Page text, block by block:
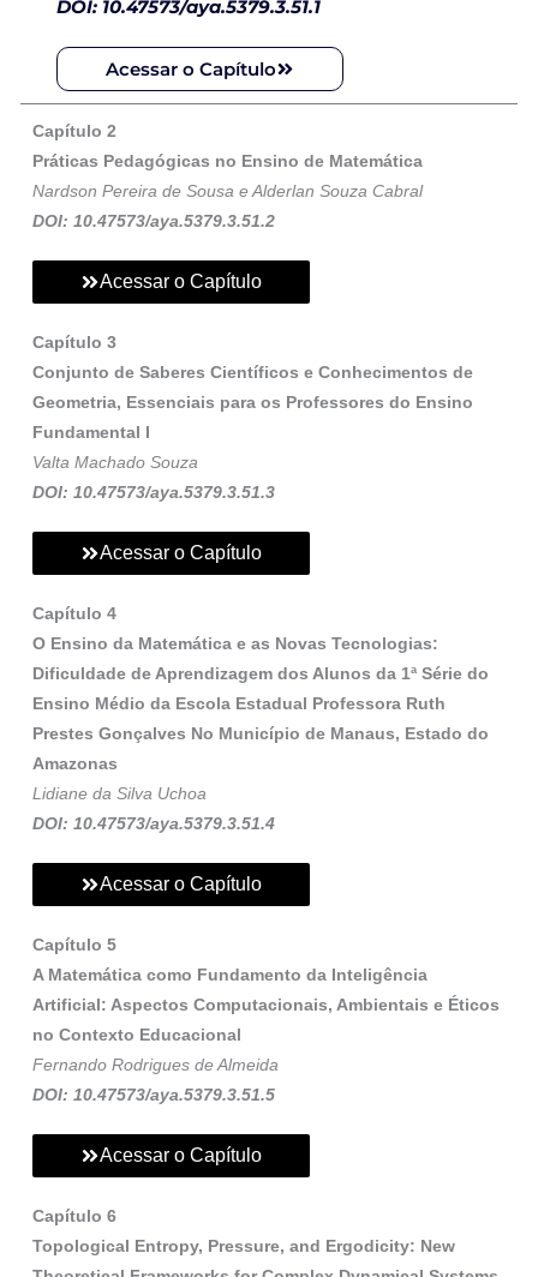
DOI: 10.47573/aya.5379.3.51.1
Acessar o Capítulo
Capítulo 2
Práticas Pedagógicas no Ensino de Matemática
Nardson Pereira de Sousa e Alderlan Souza Cabral
DOI: 10.47573/aya.5379.3.51.2
Acessar o Capítulo
Capítulo 3
Conjunto de Saberes Científicos e Conhecimentos de
Geometria, Essenciais para os Professores do Ensino
Fundamental I
Valta Machado Souza
DOI: 10.47573/aya.5379.3.51.3
Acessar o Capítulo
Capítulo 4
O Ensino da Matemática e as Novas Tecnologias:
Dificuldade de Aprendizagem dos Alunos da 1ª Série do
Ensino Médio da Escola Estadual Professora Ruth
Prestes Gonçalves No Município de Manaus, Estado do
Amazonas
Lidiane da Silva Uchoa
DOI: 10.47573/aya.5379.3.51.4
Acessar o Capítulo
Capítulo 5
A Matemática como Fundamento da Inteligência
Artificial: Aspectos Computacionais, Ambientais e Éticos
no Contexto Educacional
Fernando Rodrigues de Almeida
DOI: 10.47573/aya.5379.3.51.5
Acessar o Capítulo
Capítulo 6
Topological Entropy, Pressure, and Ergodicity: New